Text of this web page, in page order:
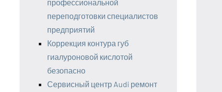
профессиональной
переподготовки специалистов
предприятий
Коррекция контура губ
гиалуроновой кислотой
безопасно
Сервисный центр Audi ремонт